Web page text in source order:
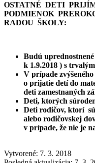
OSTATNÉ DETI
PODMIENOK
RADOU ŠKOLY:
Budú
k 1.9.2018 ) s
V prípade
o prijatie detí do
deti zamestnaných
Deti, ktorých
Deti rodičov, ktorí
alebo rodičovskej
v prípade, že nie je
Vytvorené: 7. 3. 2018